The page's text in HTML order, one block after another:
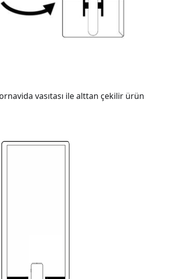
vasıtası ile alttan çekilir ürün